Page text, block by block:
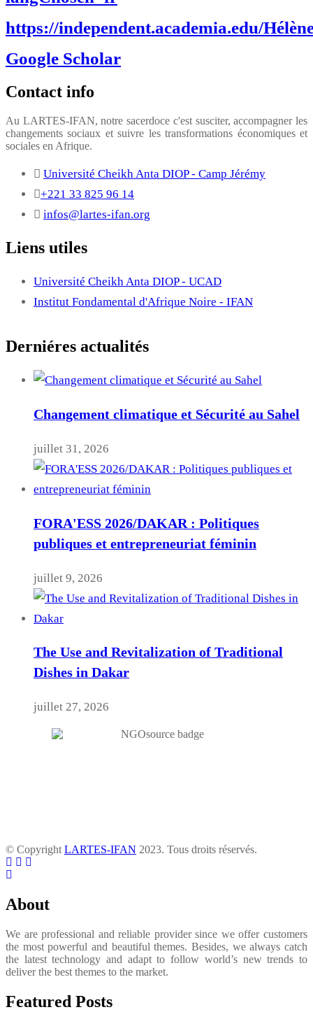
https://independent.academia.edu/
Google Scholar
Contact info
Au LARTES-IFAN, notre sacerdoce c'est susciter, accompagner les
changements sociaux et suivre les transformations économiques et
sociales en Afrique.
Université Cheikh Anta DIOP - Camp Jérémy
+221 33 825 96 14
infos@lartes-ifan.org
Liens utiles
Université Cheikh Anta DIOP - UCAD
Institut Fondamental d'Afrique Noire - IFAN
Derniéres actualités
Changement climatique et Sécurité au Sahel
juillet 31, 2026
FORA'ESS 2026/DAKAR : Politiques
publiques et entrepreneuriat féminin
juillet 9, 2026
The Use and Revitalization of Traditional
Dishes in Dakar
juillet 27, 2026
© Copyright LARTES-IFAN 2023. Tous droits réservés.
About
We are professional and reliable provider since we offer customers
the most powerful and beautiful themes. Besides, we always catch
the latest technology and adapt to follow world’s new trends to
deliver the best themes to the market.
Featured Posts